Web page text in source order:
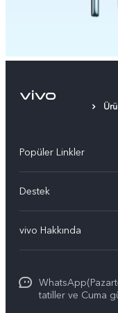
Popüler Linkler
vivo X300
vivo V60 5G
vivo X200 FE
Destek
Yetkili Servis
IMEI kimlik doğrulaması
Yedek Parçaların Fiyatı
vivo Hakkında
vivo'da Kariyer
tatiller ve Cuma